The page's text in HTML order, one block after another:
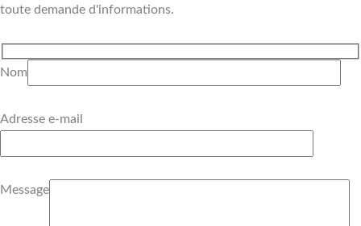
toute demande d'informations.
Nom
Adresse e-mail
Message